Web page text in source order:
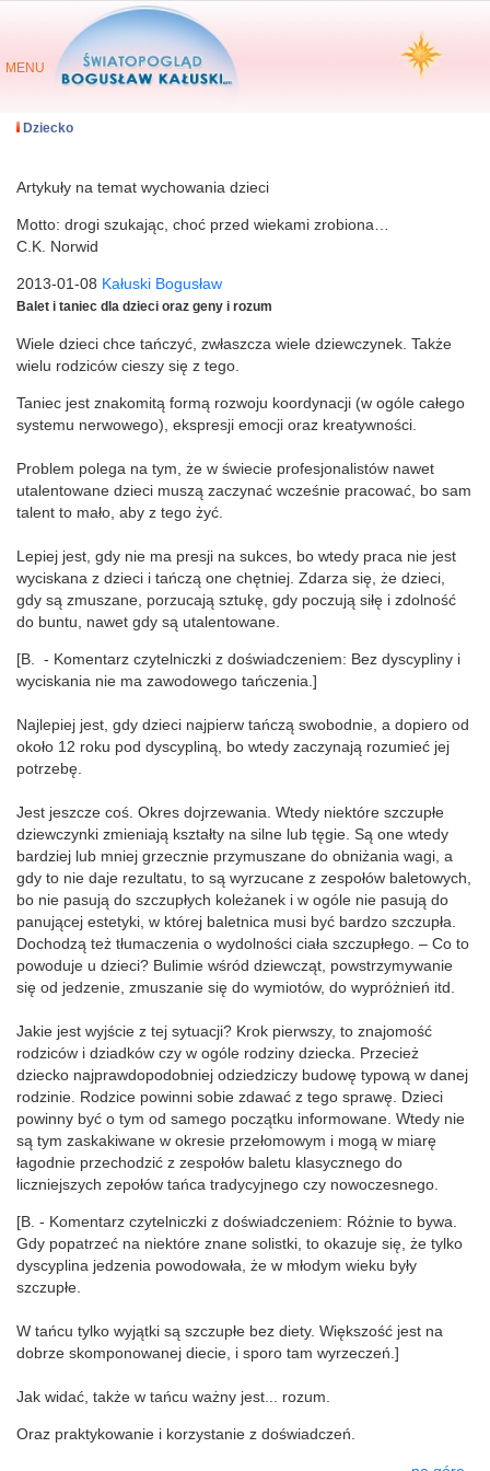
MENU
Dziecko
Artykuły na temat wychowania dzieci
Motto: drogi szukając, choć przed wiekami zrobiona…
C.K. Norwid
2013-01-08 Kałuski Bogusław
Balet i taniec dla dzieci oraz geny i rozum
Wiele dzieci chce tańczyć, zwłaszcza wiele dziewczynek. Także
wielu rodziców cieszy się z tego.
Taniec jest znakomitą formą rozwoju koordynacji (w ogóle całego
systemu nerwowego), ekspresji emocji oraz kreatywności.
Problem polega na tym, że w świecie profesjonalistów nawet
utalentowane dzieci muszą zaczynać wcześnie pracować, bo sam
talent to mało, aby z tego żyć.
Lepiej jest, gdy nie ma presji na sukces, bo wtedy praca nie jest
wyciskana z dzieci i tańczą one chętniej. Zdarza się, że dzieci,
gdy są zmuszane, porzucają sztukę, gdy poczują siłę i zdolność
do buntu, nawet gdy są utalentowane.
[B. - Komentarz czytelniczki z doświadczeniem: Bez dyscypliny i
wyciskania nie ma zawodowego tańczenia.]
Najlepiej jest, gdy dzieci najpierw tańczą swobodnie, a dopiero od
około 12 roku pod dyscypliną, bo wtedy zaczynają rozumieć jej
potrzebę.
Jest jeszcze coś. Okres dojrzewania. Wtedy niektóre szczupłe
dziewczynki zmieniają kształty na silne lub tęgie. Są one wtedy
bardziej lub mniej grzecznie przymuszane do obniżania wagi, a
gdy to nie daje rezultatu, to są wyrzucane z zespołów baletowych,
bo nie pasują do szczupłych koleżanek i w ogóle nie pasują do
panującej estetyki, w której baletnica musi być bardzo szczupła.
Dochodzą też tłumaczenia o wydolności ciała szczupłego. – Co to
powoduje u dzieci? Bulimie wśród dziewcząt, powstrzymywanie
się od jedzenie, zmuszanie się do wymiotów, do wypróżnień itd.
Jakie jest wyjście z tej sytuacji? Krok pierwszy, to znajomość
rodziców i dziadków czy w ogóle rodziny dziecka. Przecież
dziecko najprawdopodobniej odziedziczy budowę typową w danej
rodzinie. Rodzice powinni sobie zdawać z tego sprawę. Dzieci
powinny być o tym od samego początku informowane. Wtedy nie
są tym zaskakiwane w okresie przełomowym i mogą w miarę
łagodnie przechodzić z zespołów baletu klasycznego do
liczniejszych zepołów tańca tradycyjnego czy nowoczesnego.
[B. - Komentarz czytelniczki z doświadczeniem: Różnie to bywa.
Gdy popatrzeć na niektóre znane solistki, to okazuje się, że tylko
dyscyplina jedzenia powodowała, że w młodym wieku były
szczupłe.
W tańcu tylko wyjątki są szczupłe bez diety. Większość jest na
dobrze skomponowanej diecie, i sporo tam wyrzeczeń.]
Jak widać, także w tańcu ważny jest... rozum.
Oraz praktykowanie i korzystanie z doświadczeń.